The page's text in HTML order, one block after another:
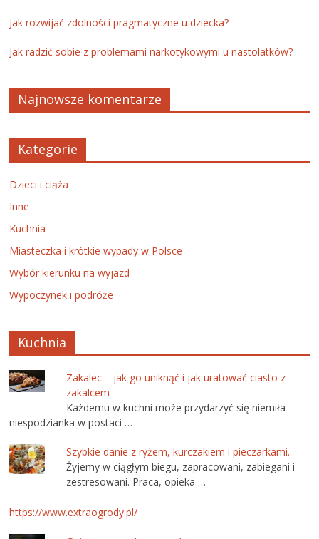
Jak rozwijać zdolności pragmatyczne u dziecka?
Jak radzić sobie z problemami narkotykowymi u nastolatków?
Najnowsze komentarze
Kategorie
Dzieci i ciąża
Inne
Kuchnia
Miasteczka i krótkie wypady w Polsce
Wybór kierunku na wyjazd
Wypoczynek i podróże
Kuchnia
Zakalec – jak go uniknąć i jak uratować ciasto z
zakalcem
Każdemu w kuchni może przydarzyć się niemiła
niespodzianka w postaci …
Szybkie danie z ryżem, kurczakiem i pieczarkami.
Żyjemy w ciągłym biegu, zapracowani, zabiegani i
zestresowani. Praca, opieka …
https://www.extraogrody.pl/